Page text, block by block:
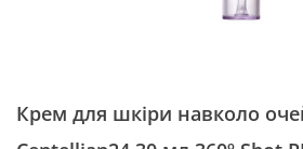
Крем для шкіри навколо